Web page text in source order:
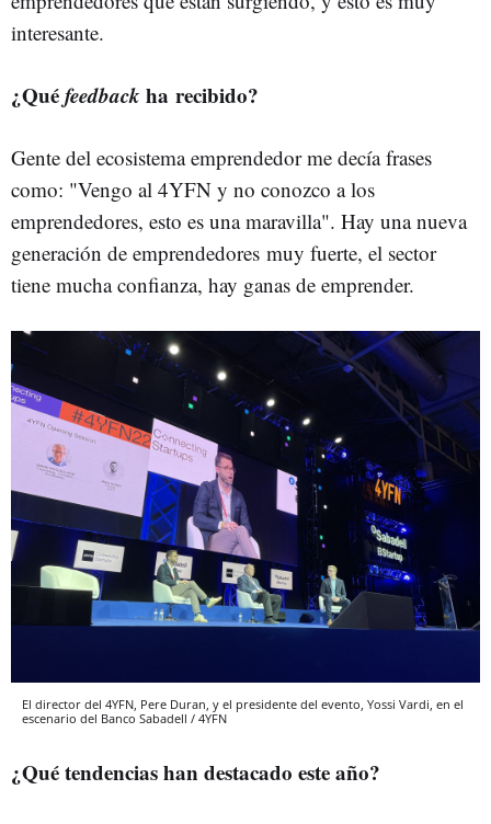
interesante.
¿Quéfeedback ha recibido?
Gente del ecosistema emprendedor me decía frases
como: "Vengo al 4YFN y no conozco a los
emprendedores, esto es una maravilla". Hay una nueva
generación de emprendedores muy fuerte, el sector
tiene mucha confianza, hay ganas de emprender.
El director del 4YFN, Pere Duran, y el presidente del evento, Yossi Vardi, en el
escenario del Banco Sabadell / 4YFN
¿Qué tendencias han destacado este año?